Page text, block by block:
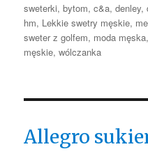
sweterki,bytom,c&a,denley,
hm, Lekkie swetry męskie,
sweter z golfem, moda męska
męskie,wólczanka
Allegro